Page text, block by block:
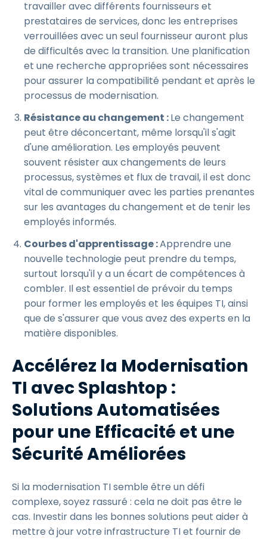
travailler avec différents fournisseurs et
prestataires de services, donc les entreprises
verrouillées avec un seul fournisseur auront plus
de difficultés avec la transition. Une planification
et une recherche appropriées sont nécessaires
pour assurer la compatibilité pendant et après le
processus de modernisation.
Résistance au changement :Le changement
peut être déconcertant, même lorsqu'il s'agit
d'une amélioration. Les employés peuvent
souvent résister aux changements de leurs
processus, systèmes et flux de travail, il est donc
vital de communiquer avec les parties prenantes
sur les avantages du changement et de tenir les
employés informés.
Courbes d'apprentissage :Apprendre une
nouvelle technologie peut prendre du temps,
surtout lorsqu'il y a un écart de compétences à
combler. Il est essentiel de prévoir du temps
pour former les employés et les équipes TI, ainsi
que de s'assurer que vous avez des experts en la
matière disponibles.
Accélérez la Modernisation
TI avec Splashtop :
Solutions Automatisées
pour une Efficacité et une
Sécurité Améliorées
Si la modernisation TI semble être un défi
complexe, soyez rassuré : cela ne doit pas être le
cas. Investir dans les bonnes solutions peut aider à
mettre à jour votre infrastructure TI et fournir de